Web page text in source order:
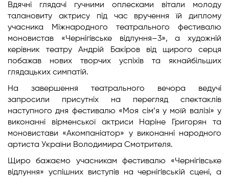
Вдячні глядачі гучними оплесками вітали молоду
талановиту актрису під час вручення їй диплому
учасника Міжнародного театрального фестивалю
моновистав «Чернігівське відлуння–3», а художній
керівник театру Андрій Бакіров від щирого серця
побажав нових творчих успіхів та якнайбільших
глядацьких симпатій.
На завершення театрального вечора ведучі
запросили присутніх на перегляд спектаклів
наступного дня фестивалю «Моя сім’я у моїй валізі» у
виконанні вірменської актриси Наріне Григорян та
моновистави «Акомпаніатор» у виконанні народного
артиста України Володимира Смотрителя.
Щиро бажаємо учасникам фестивалю «Чернігівське
відлуння» успішних виступів на чернігівській сцені, а